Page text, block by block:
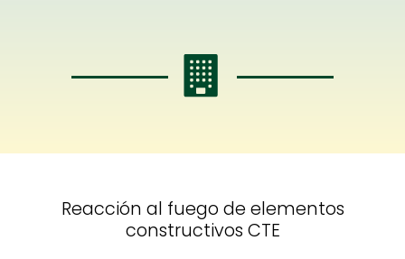
Reacción al fuego de elementos
constructivos CTE